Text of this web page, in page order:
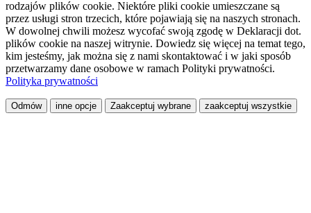
rodzajów plików cookie. Niektóre pliki cookie umieszczane są
przez usługi stron trzecich, które pojawiają się na naszych stronach.
W dowolnej chwili możesz wycofać swoją zgodę w Deklaracji dot.
plików cookie na naszej witrynie. Dowiedz się więcej na temat tego,
kim jesteśmy, jak można się z nami skontaktować i w jaki sposób
przetwarzamy dane osobowe w ramach Polityki prywatności.
Polityka prywatności
Odmów inne opcje Zaakceptuj wybrane zaakceptuj wszystkie